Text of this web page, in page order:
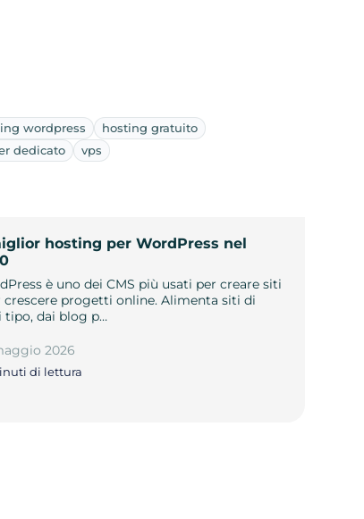
wordpress
hosting gratuito
dedicato
vps
hosting per WordPress nel
è uno dei CMS più usati per creare siti
crescere progetti online. Alimenta siti di
tipo, dai blog p…
2026
di lettura